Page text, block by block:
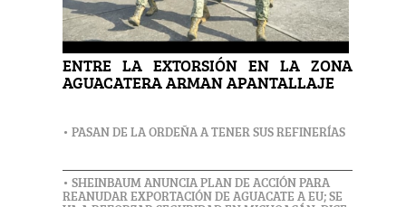
ENTRE LA EXTORSIÓN EN LA ZONA
AGUACATERA ARMAN APANTALLAJE
• PASAN DE LA ORDEÑA A TENER SUS REFINERÍAS
• SHEINBAUM ANUNCIA PLAN DE ACCIÓN PARA
REANUDAR EXPORTACIÓN DE AGUACATE A EU; SE